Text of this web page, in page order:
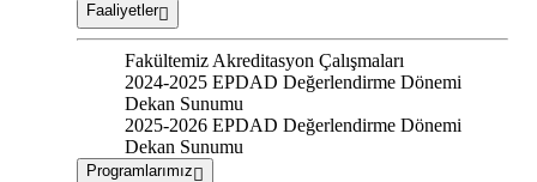
Faaliyetler
Fakültemiz Akreditasyon Çalışmaları
2024-2025 EPDAD Değerlendirme Dönemi
Dekan Sunumu
2025-2026 EPDAD Değerlendirme Dönemi
Dekan Sunumu
Programlarımız